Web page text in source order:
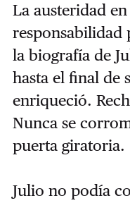
La austeridad
responsabilidad
la biografía de
hasta el final de
enriqueció.
Nunca se
puerta giratoria.
Julio no podía